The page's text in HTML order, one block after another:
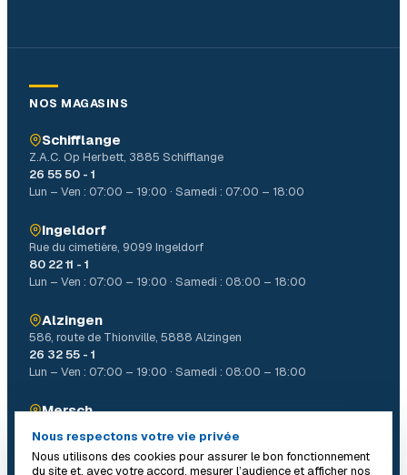
NOS MAGASINS
Schifflange
Z.A.C. Op Herbett, 3885 Schifflange
26 55 50 - 1
Lun – Ven : 07:00 – 19:00 · Samedi : 07:00 – 18:00
Ingeldorf
Rue du cimetière, 9099 Ingeldorf
80 22 11 - 1
Lun – Ven : 07:00 – 19:00 · Samedi : 08:00 – 18:00
Alzingen
586, route de Thionville, 5888 Alzingen
26 32 55 - 1
Lun – Ven : 07:00 – 19:00 · Samedi : 08:00 – 18:00
Mersch
26 32 31 - 1
Lun – Ven : 07:00 – 19:00 · Samedi : 08:00 – 18:00
Nous respectons votre vie privée
Nous utilisons des cookies pour assurer le bon fonctionnement
du site et, avec votre accord, mesurer l’audience et afficher nos